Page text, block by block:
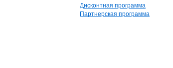
Дисконтная программа
Партнерская программа